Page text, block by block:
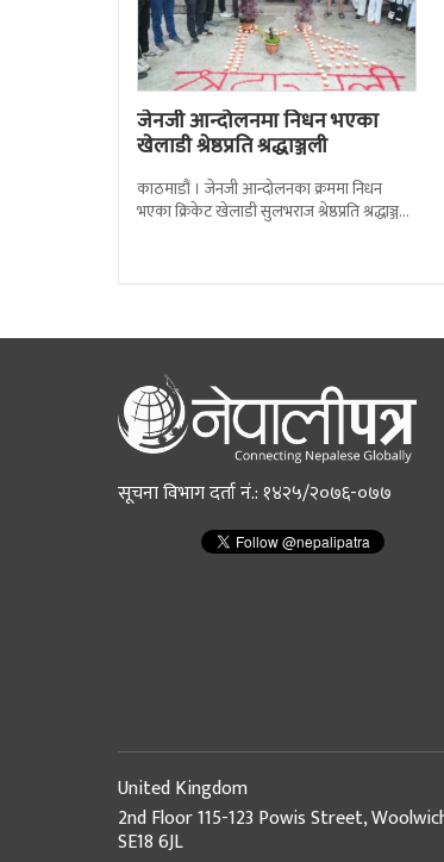
जेनजी आन्दोलनमा निधन भएका
खेलाडी श्रेष्ठप्रति श्रद्धाञ्जली
काठमाडौं । जेनजी आन्दोलनका क्रममा निधन
भएका क्रिकेट खेलाडी सुलभराज श्रेष्ठप्रति श्रद्धाञ्जली
सूचना विभाग दर्ता नं.: १४२५/२०७६-०७७
United Kingdom
2nd Floor 115-123 Powis Street,
SE18 6JL